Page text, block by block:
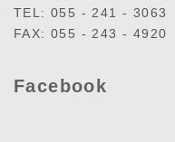
TEL: 055 - 241 - 3063
FAX: 055 - 243 - 4920
Facebook